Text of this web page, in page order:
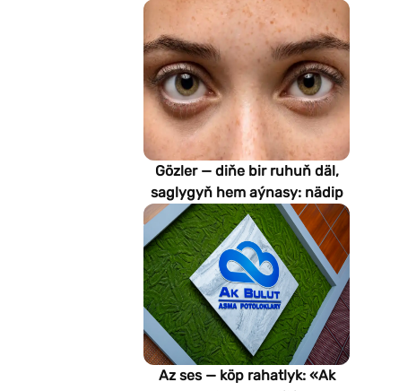
pudagynyň geljegini
kesgitleýär
Gözler — diňe bir ruhuň däl,
saglygyň hem aýnasy: nädip
emeli aň keselleri suratlar
arkaly anyklaýar?
Az ses — köp rahatlyk: «Ak